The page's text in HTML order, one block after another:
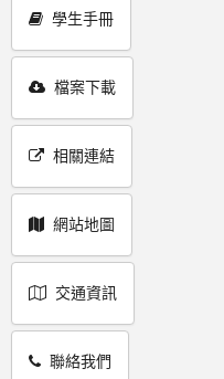
學生手冊
檔案下載
相關連結
網站地圖
交通資訊
聯絡我們